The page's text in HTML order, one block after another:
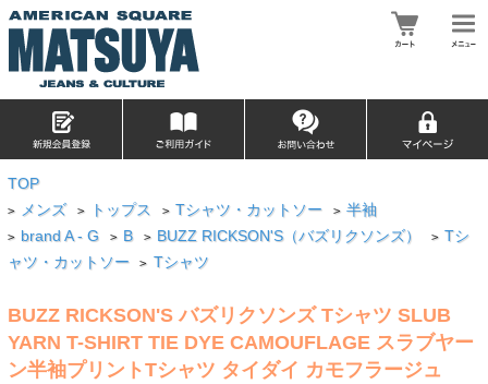
TOP
> メンズ > トップス > Tシャツ・カットソー > 半袖
> brand A - G > B > BUZZ RICKSON'S（バズリクソンズ） > Tシ
ャツ・カットソー
> Tシャツ
BUZZ RICKSON'S バズリクソンズ Tシャツ SLUB
YARN T-SHIRT TIE DYE CAMOUFLAGE スラブヤー
ン半袖プリントTシャツ タイダイ カモフラージュ